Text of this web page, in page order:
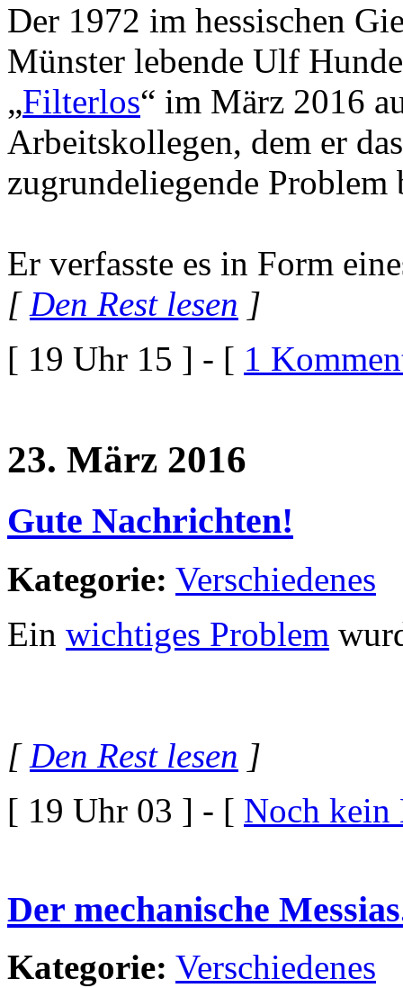
Der 1972 im hessischen
Münster lebende Ulf
„Filterlos“ im März 2016
Arbeitskollegen, dem er
zugrundeliegende Problem
Er verfasste es in Form
[Den Rest lesen ]
[ 19 Uhr 15 ] - [ 1
23. März 2016
Gute Nachrichten!
Kategorie: Verschiedenes
Ein wichtiges Problem
[Den Rest lesen ]
[ 19 Uhr 03 ] - [ Noch kein
Der mechanische
Kategorie: Verschiedenes